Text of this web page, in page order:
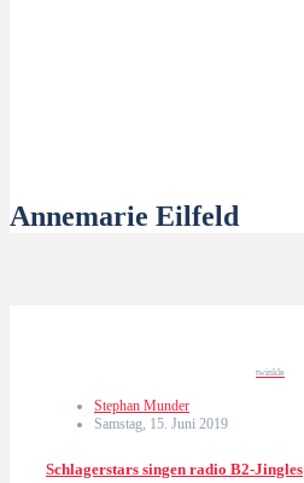
Annemarie Eilfeld
twinkle
Stephan Munder
Samstag, 15. Juni 2019
Schlagerstars singen radio B2-Jingles